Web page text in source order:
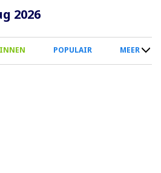
Overslaan
naar
inhoud
2026
POPULAIR MEER